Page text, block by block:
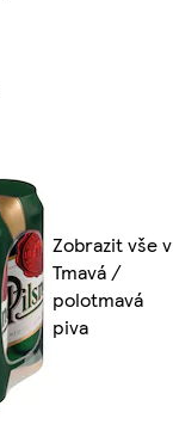
Zobrazit vše v
Tmavá /
polotmavá
piva